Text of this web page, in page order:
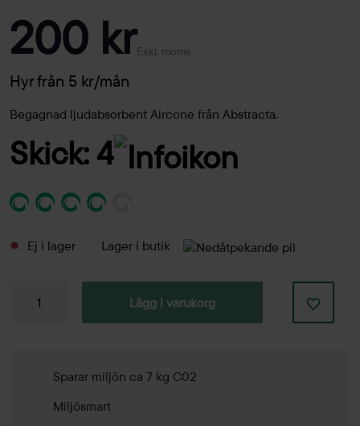
200 krExkl. moms
Hyr från 5 kr/mån
Begagnad ljudabsorbent Aircone från Abstracta.
Skick: 4
Ej i lager Lager i butik
Ljudabsorbent
Lägg i varukorg
Sparar miljön ca 7 kg C02
Miljösmart